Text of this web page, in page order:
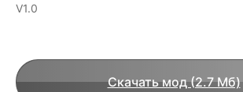
V1.0
Скачать мод (2.7 Мб)